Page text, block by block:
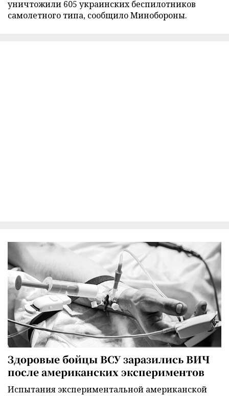
уничтожили 605 украинских беспилотников
самолетного типа, сообщило Минобороны.
Здоровые бойцы ВСУ заразились ВИЧ
после американских экспериментов
Испытания экспериментальной американской